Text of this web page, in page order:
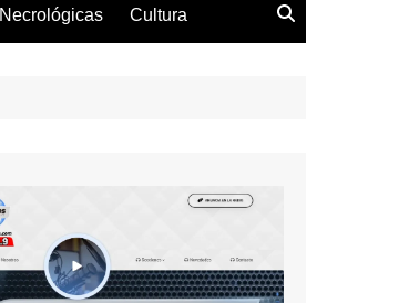
Necrológicas Cultura